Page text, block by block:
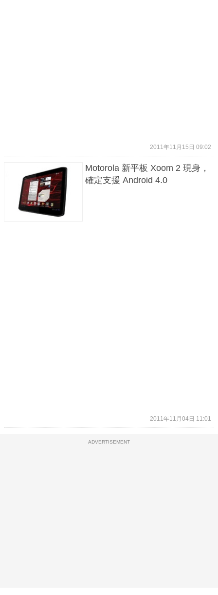
2011年11月15日 09:02
Motorola 新平板 Xoom 2 現身，
確定支援 Android 4.0
2011年11月04日 11:01
ADVERTISEMENT